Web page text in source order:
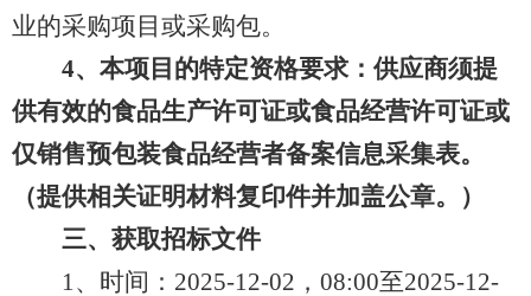
业的采购项目或采购包。
4、本项目的特定资格要求：供应商须提
供有效的食品生产许可证或食品经营许可证或
仅销售预包装食品经营者备案信息采集表。
（提供相关证明材料复印件并加盖公章。）
三、获取招标文件
1、时间：2025-12-02，08:00至2025-12-